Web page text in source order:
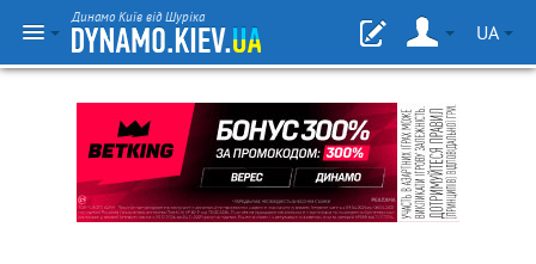
Динамо Київ від Шуріка
UA